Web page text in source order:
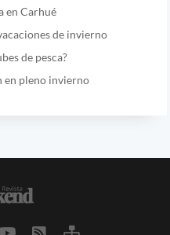
en Carhué
de invierno
de pesca?
en pleno invierno